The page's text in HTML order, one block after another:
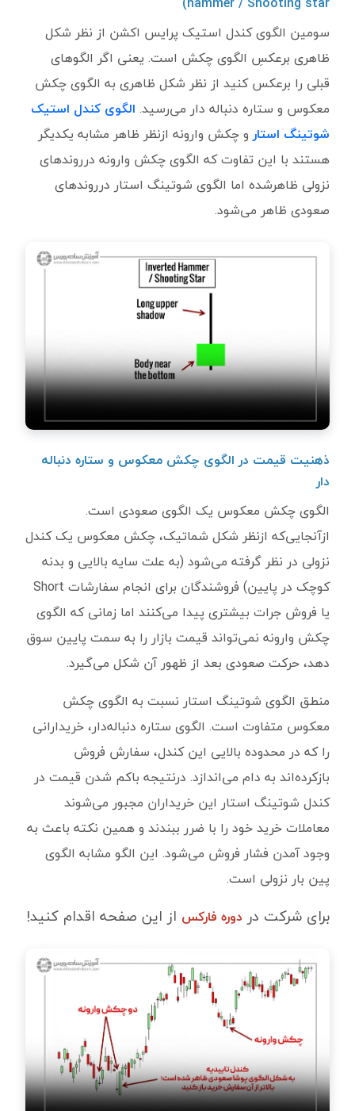
سومین الگوی کندل استیک پرایس اکشن از نظر شکل
ظاهری برعکسِ الگوی چکش است. یعنی اگر الگوهای
قبلی را برعکس کنید از نظر شکل ظاهری به الگوی چکش
معکوس و ستاره دنباله دار می‌رسید. الگوی کندل استیک
شوتینگ استارو چکش وارونه ازنظر ظاهر مشابه یکدیگر
هستند با این تفاوت که الگوی چکش وارونه درروندهای
نزولی ظاهرشده اما الگوی شوتینگ استار درروندهای
صعودی ظاهر می‌شود.
ذهنیت قیمت در الگوی چکش معکوس و ستاره دنباله
دار
الگوی چکش معکوس یک الگوی صعودی است.
ازآنجایی‌که ازنظر شکل شماتیک، چکش معکوس یک کندل
نزولی در نظر گرفته می‌شود (به علت سایه بالایی و بدنه
کوچک در پایین) فروشندگان برای انجام سفارشات Short
یا فروش جرات بیشتری پیدا می‌کنند اما زمانی که الگوی
چکش وارونه نمی‌تواند قیمت بازار را به سمت پایین سوق
دهد، حرکت صعودی بعد از ظهور آن شکل می‌گیرد.
منطق الگوی شوتینگ استار نسبت به الگوی چکش
معکوس متفاوت است. الگوی ستاره دنباله‌دار، خریدارانی
را که در محدوده بالایی این کندل، سفارش فروش
بازکرده‌اند به دام می‌اندازد. درنتیجه باکم شدن قیمت در
کندل شوتینگ استار این خریداران مجبور می‌شوند
معاملات خرید خود را با ضرر ببندند و همین نکته باعث به
وجود آمدن فشار فروش می‌شود. این الگو مشابه الگوی
پین بار نزولی است.
برای شرکت در دوره فارکس از این صفحه اقدام کنید!